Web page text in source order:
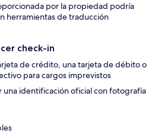
por la propiedad podría
herramientas de traducción
check-in
de crédito, una tarjeta de débito o
para cargos imprevistos
una identificación oficial con fotografía